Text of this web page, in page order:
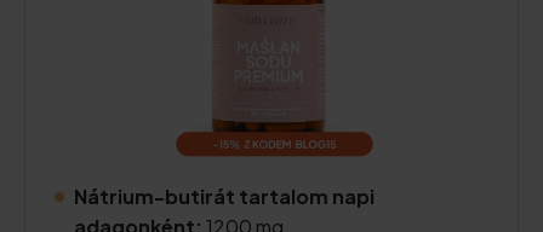
Nátrium-butirát tartalom napi
adagonként: 1200 mg